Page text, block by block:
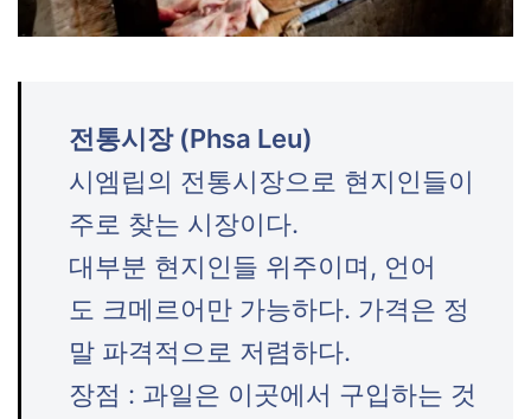
전통시장 (Phsa Leu)
시엠립의 전통시장으로 현지인들이
주로 찾는 시장이다.
대부분 현지인들 위주이며, 언어
도 크메르어만 가능하다. 가격은 정
말 파격적으로 저렴하다.
장점 : 과일은 이곳에서 구입하는 것